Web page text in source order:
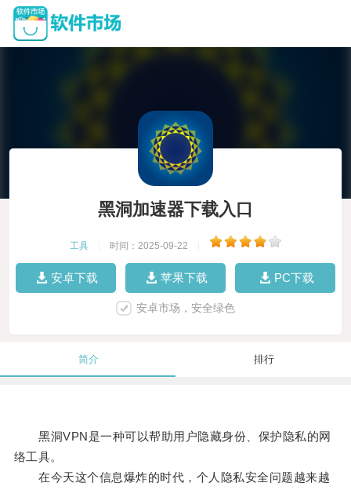
黑洞加速器下载入口
工具 时间：2025-09-22
安卓下载 苹果下载 PC下载
安卓市场，安全绿色
简介 排行
黑洞VPN是一种可以帮助用户隐藏身份、保护隐私的网
络工具。
在今天这个信息爆炸的时代，个人隐私安全问题越来越